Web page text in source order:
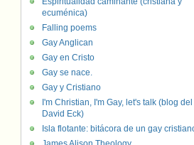
ecuménica)
Falling poems
Gay Anglican
Gay en Cristo
Gay se nace.
Gay y Cristiano
I'm Christian, I'm Gay, let's talk (blog del
David Eck)
Isla flotante: bitácora de un gay